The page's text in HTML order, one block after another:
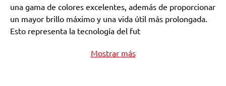
una gama de colores excelentes, además de proporcionar
un mayor brillo máximo y una vida útil más prolongada.
Esto representa la tecnología del fut
Mostrar más